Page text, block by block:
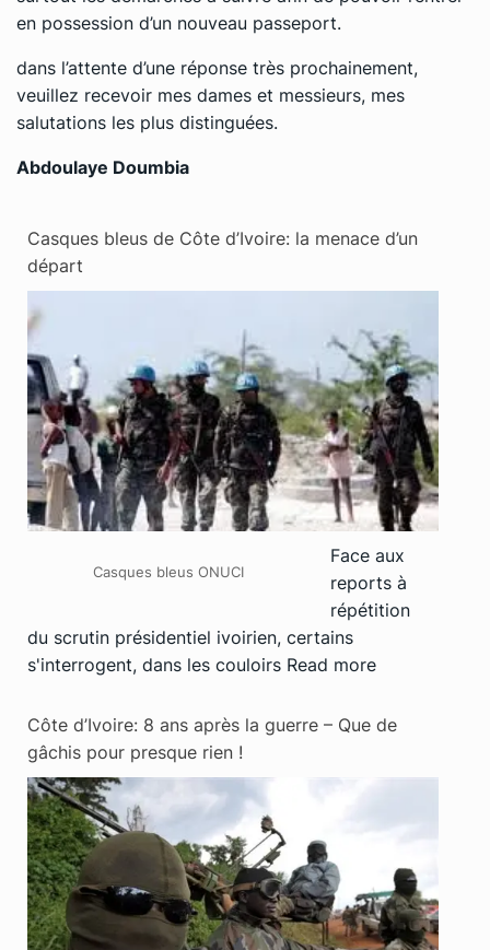
en possession d’un nouveau passeport.
dans l’attente d’une réponse très prochainement,
veuillez recevoir mes dames et messieurs, mes
salutations les plus distinguées.
Abdoulaye Doumbia
Casques bleus de Côte d’Ivoire: la menace d’un
départ
Casques bleus ONUCI
Face aux
reports à
répétition
du scrutin présidentiel ivoirien, certains
s'interrogent, dans les couloirs Read more
Côte d’Ivoire: 8 ans après la guerre – Que de
gâchis pour presque rien !